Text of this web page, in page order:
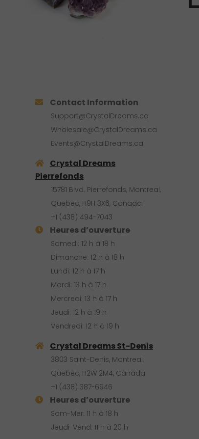
Contact Information
Support@CrystalDreams.ca
Wholesale@CrystalDreams.ca
Events@CrystalDreams.ca
Crystal Dreams
Pierrefonds
15781 Blvd. Pierrefonds, Montreal,
Quebec, H9H 3X6, Canada
+1 (438) 494-7043
Heures d’ouverture
Samedi: 12 h à 18 h
Dimanche: 12 h à 18 h
Lundi: 12 h à 17 h
Mardi: 13 h à 17 h
Mercredi: 13 h à 17 h
Jeudi: 12 h à 19 h
Vendredi: 12 h à 19 h
Crystal Dreams St-Denis
3803 Saint-Denis, Montreal,
Quebec, H2W 2M4, Canada
+1 (438) 387-6946
Heures d’ouverture
Sam-Mer: 11 h à 18 h
Jeudi-Vend: 11 h à 20 h